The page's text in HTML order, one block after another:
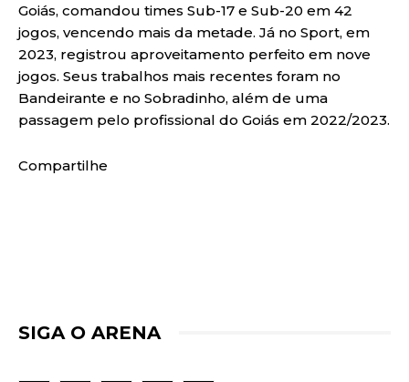
Goiás, comandou times Sub-17 e Sub-20 em 42
jogos, vencendo mais da metade. Já no Sport, em
2023, registrou aproveitamento perfeito em nove
jogos. Seus trabalhos mais recentes foram no
Bandeirante e no Sobradinho, além de uma
passagem pelo profissional do Goiás em 2022/2023.
Compartilhe
SIGA O ARENA